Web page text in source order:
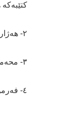
کتێبەکە
٢- ھەژار موکریانی، پێشەکی شەرەفنامەی شەرە فخانی بتلیسی،١٩٧٢،لا ٣١
٣- محەمەد ئەمین زەکی، مێژووی، کوردوکوردستان، وەرگێڕانی عەبدولکەریم محەمەد سەعید،١٩٩١، لا١٢٣
٤- فەرموودەکە لەزۆر سەرچاوەدا ھاتووە لەوانەش مەوتیئی پێشەوا مالك.